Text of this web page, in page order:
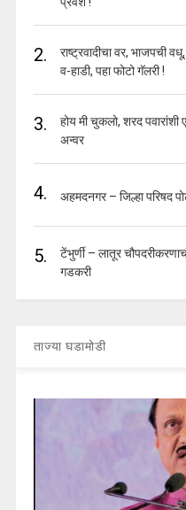
2.
राष्ट्रवादीचा वर, भाजपची
व-हाडी, पहा फोटो गॅलरी !
3.
होय मी चुकलो, शरद पवारांशी
अन्वर
4. अहमदनगर – जिल्हा परिषद
5.
टेंभुर्णी – लातूर
गडकरी
ताज्या घडामोडी